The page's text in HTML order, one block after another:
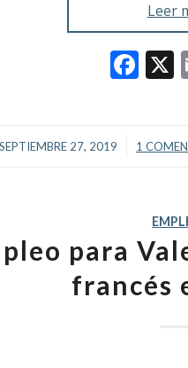
Leer
SEPTIEMBRE 27, 2019
/ 1 /
para
francés